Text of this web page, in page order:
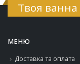
Твоя ванна
МЕНЮ
Доставка та оплата